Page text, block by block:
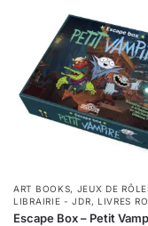
ART BOOKS, JEUX DE
LIBRAIRIE - JDR, LIVRES
Escape Box – Petit